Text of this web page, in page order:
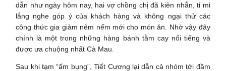
dẫn như ngày hôm nay, hai vợ chồng chị đã kiên nhẫn, tỉ mỉ
lắng nghe góp ý của khách hàng và không ngại thử các
công thức gia giảm nêm nếm mới cho món ăn. Nhờ vậy đây
chính là một trong những hàng bánh tằm cay nổi tiếng và
được ưa chuộng nhất Cà Mau.
Sau khi tạm “ấm bụng”, Tiết Cương lại dẫn cả nhóm tới đầm